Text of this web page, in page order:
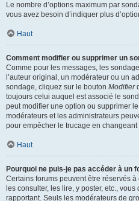
Le nombre d’options maximum par
vous avez besoin d’indiquer plus
Haut
Comment modifier ou supprimer un
Comme pour les messages, les
l’auteur original, un modérateur ou un
sondage, cliquez sur le bouton Modifier
toujours celui auquel est associé le
peut modifier une option ou supprimer
modérateurs et les administrateurs
pour empêcher le trucage en
Haut
Pourquoi ne puis-je pas accéder à un
Certains forums peuvent être réservés
les consulter, les lire, y poster, etc.,
rapportant. Seuls les modérateurs de